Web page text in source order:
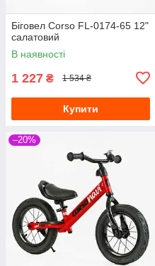
Біговел Corso FL-0174-65 12"
салатовий
В наявності
1 227 ₴ 1 534 ₴
Купити
–20%